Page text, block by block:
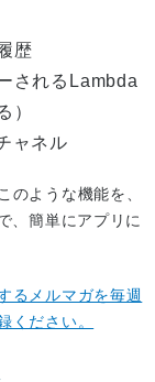
歴
されるLambda
）
ャネル
のような機能を、
、簡単にアプリに
るメルマガを毎週
ください。